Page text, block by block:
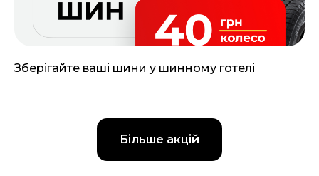
Зберігайте ваші шини у шинному готелі
Більше акцій